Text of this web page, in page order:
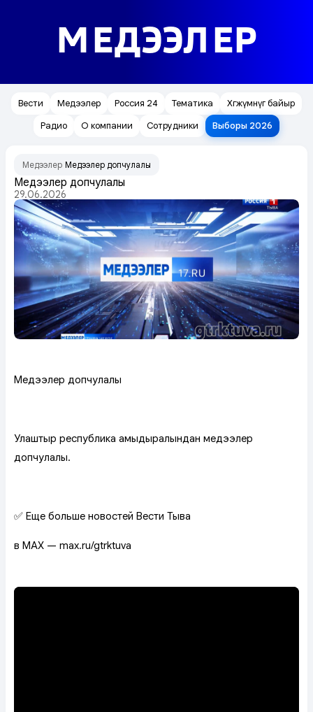
МЕДЭЭЛЕР
Вести Медээлер Россия 24 Тематика
Хөгжүмнүг байыр
Радио
О компании Сотрудники Выборы 2026
Медээлер Медээлер допчулалы
Медээлер допчулалы
29.06.2026
Медээлер допчулалы
Улаштыр республика амыдыралындан медээлер
допчулалы.
✅ Еще больше новостей Вести Тыва
в MAX — max.ru/gtrktuva